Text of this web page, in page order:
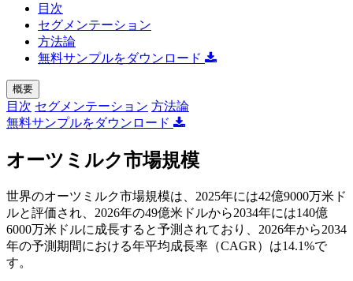
目次
セグメンテーション
方法論
無料サンプルをダウンロード
概要
目次 セグメンテーション 方法論
無料サンプルをダウンロード
オーツミルク市場規模
世界のオーツミルク市場規模は、2025年には42億9000万米ド
ルと評価され、2026年の49億米ドルから2034年には140億
6000万米ドルに成長すると予測されており、2026年から2034
年の予測期間における年平均成長率（CAGR）は14.1%で
す。